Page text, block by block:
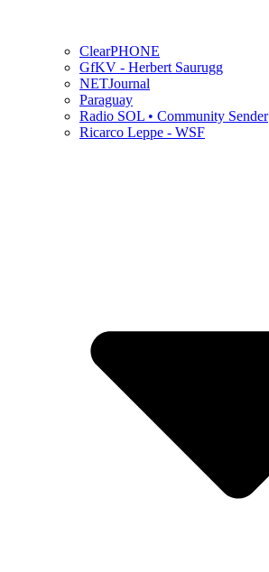
ClearPHONE
GfKV - Herbert Saurugg
NETJournal
Paraguay
Radio SOL • Community Sender
Ricarco Leppe - WSF